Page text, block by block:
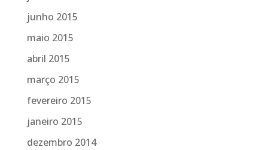
junho 2015
maio 2015
abril 2015
março 2015
fevereiro 2015
janeiro 2015
dezembro 2014